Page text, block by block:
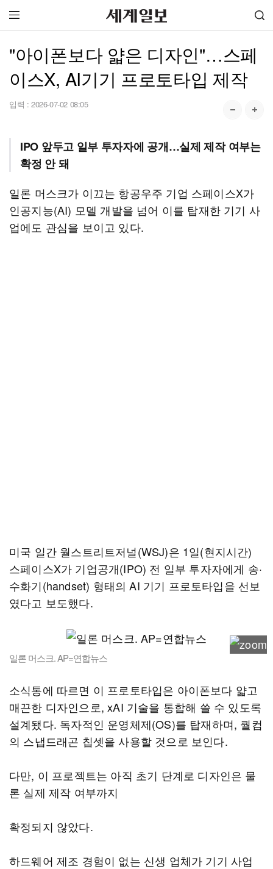
"아이폰보다 얇은 디자인"…스페
이스X, AI기기 프로토타입 제작
입력 : 2026-07-02 08:05
IPO 앞두고 일부 투자자에 공개…실제 제작 여부는
확정 안 돼
일론 머스크가 이끄는 항공우주 기업 스페이스X가
인공지능(AI) 모델 개발을 넘어 이를 탑재한 기기 사
업에도 관심을 보이고 있다.
미국 일간 월스트리트저널(WSJ)은 1일(현지시간)
스페이스X가 기업공개(IPO) 전 일부 투자자에게 송·
수화기(handset) 형태의 AI 기기 프로토타입을 선보
였다고 보도했다.
일론 머스크. AP=연합뉴스
소식통에 따르면 이 프로토타입은 아이폰보다 얇고
매끈한 디자인으로, xAI 기술을 통합해 쓸 수 있도록
설계됐다. 독자적인 운영체제(OS)를 탑재하며, 퀄컴
의 스냅드래곤 칩셋을 사용할 것으로 보인다.
다만, 이 프로젝트는 아직 초기 단계로 디자인은 물
론 실제 제작 여부까지
확정되지 않았다.
하드웨어 제조 경험이 없는 신생 업체가 기기 사업